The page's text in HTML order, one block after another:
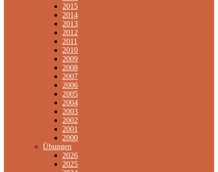
2015
2014
2013
2012
2011
2010
2009
2008
2007
2006
2005
2004
2003
2002
2001
2000
Übungen
2026
2025